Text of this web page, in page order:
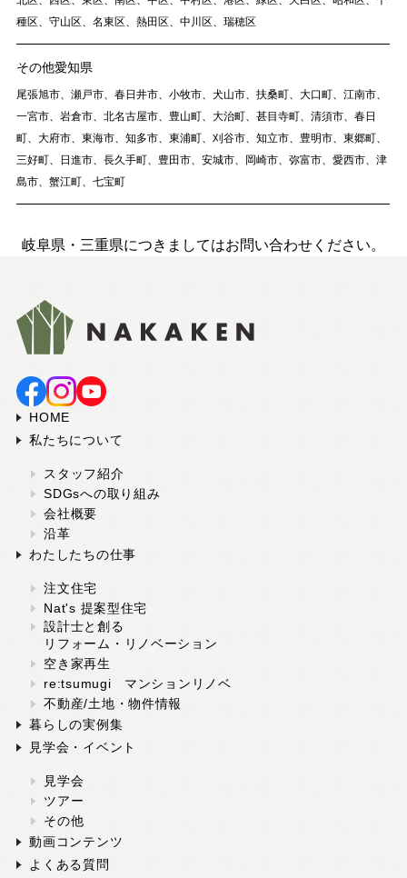
種区、守山区、名東区、熱田区、中川区、瑞穂区
その他愛知県
尾張旭市、瀬戸市、春日井市、小牧市、犬山市、扶桑町、大口町、江南市、
一宮市、岩倉市、北名古屋市、豊山町、大治町、甚目寺町、清須市、春日
町、大府市、東海市、知多市、東浦町、刈谷市、知立市、豊明市、東郷町、
三好町、日進市、長久手町、豊田市、安城市、岡崎市、弥富市、愛西市、津
島市、蟹江町、七宝町
岐阜県・三重県につきましてはお問い合わせください。
HOME
私たちについて
スタッフ紹介
SDGsへの取り組み
会社概要
沿革
わたしたちの仕事
注文住宅
Nat's 提案型住宅
設計士と創る
リフォーム・リノベーション
空き家再生
re:tsumugi マンションリノベ
不動産/土地・物件情報
暮らしの実例集
見学会・イベント
見学会
ツアー
その他
動画コンテンツ
よくある質問